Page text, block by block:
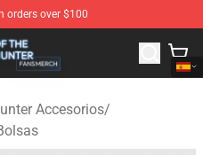
orders over $100
Shop - Official Sword Of
Accesorios/